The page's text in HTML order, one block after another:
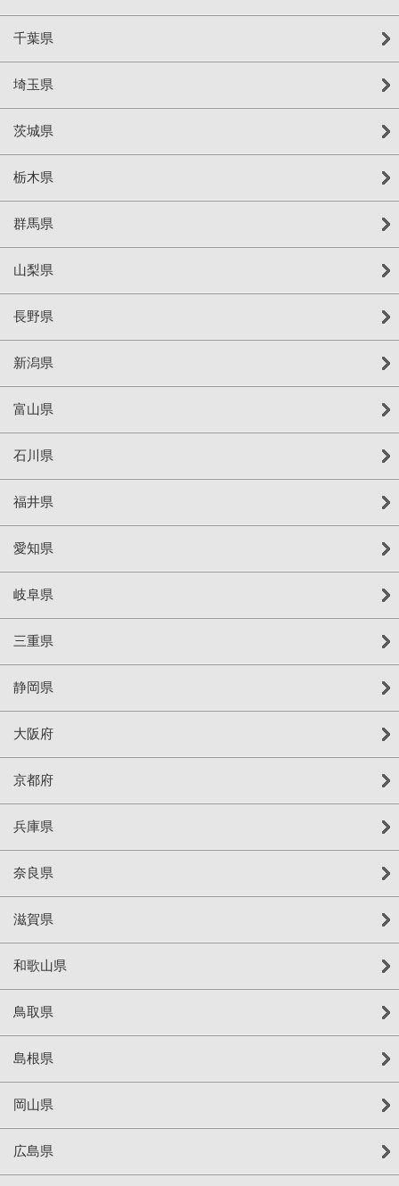
千葉県
埼玉県
茨城県
栃木県
群馬県
山梨県
長野県
新潟県
富山県
石川県
福井県
愛知県
岐阜県
三重県
静岡県
大阪府
京都府
兵庫県
奈良県
滋賀県
和歌山県
鳥取県
島根県
岡山県
広島県